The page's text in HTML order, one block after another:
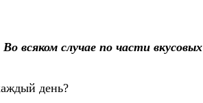
всяком случае по части вкусовых
день?